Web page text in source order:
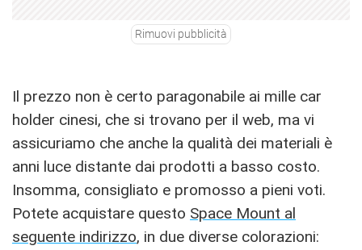
Rimuovi pubblicità
Il prezzo non è certo paragonabile ai mille car
holder cinesi, che si trovano per il web, ma vi
assicuriamo che anche la qualità dei materiali è
anni luce distante dai prodotti a basso costo.
Insomma, consigliato e promosso a pieni voti.
Potete acquistare questo Space Mount al
seguente indirizzo, in due diverse colorazioni: